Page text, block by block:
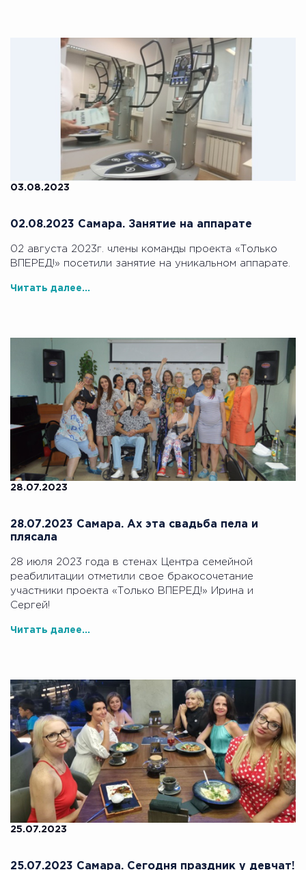
03.08.2023
02.08.2023 Самара. Занятие на аппарате
02 августа 2023г. члены команды проекта «Только
ВПЕРЕД!» посетили занятие на уникальном аппарате.
Читать далее...
28.07.2023
28.07.2023 Самара. Ах эта свадьба пела и
плясала
28 июля 2023 года в стенах Центра семейной
реабилитации отметили свое бракосочетание
участники проекта «Только ВПЕРЕД!» Ирина и
Сергей!
Читать далее...
25.07.2023
25.07.2023 Самара. Сегодня праздник у девчат!